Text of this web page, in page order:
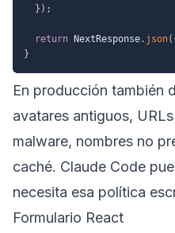
} ) ;
return NextResponse. json(
}
En producción también
avatares antiguos,
malware, nombres no
caché. Claude Code
necesita esa política
Formulario React